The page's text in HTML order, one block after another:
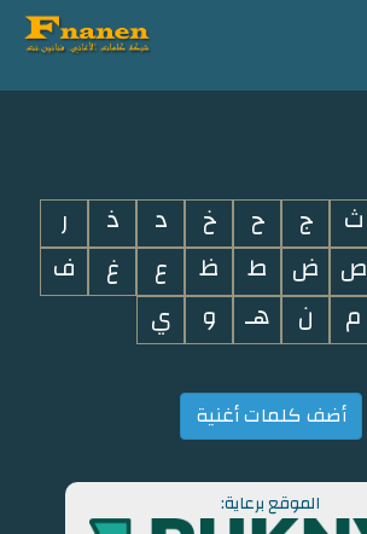
ث ج ح خ د ذ
ر
ص ض ط ظ ع غ
ف
م ن هـ و ي
أضف كلمات أغنية
الموقع برعاية: